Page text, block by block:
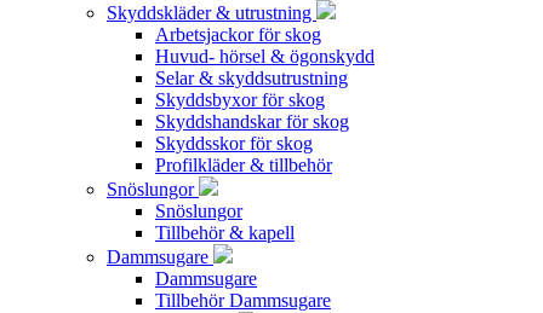
Skyddskläder & utrustning
Arbetsjackor för skog
Huvud- hörsel & ögonskydd
Selar & skyddsutrustning
Skyddsbyxor för skog
Skyddshandskar för skog
Skyddsskor för skog
Profilkläder & tillbehör
Snöslungor
Snöslungor
Tillbehör & kapell
Dammsugare
Dammsugare
Tillbehör Dammsugare